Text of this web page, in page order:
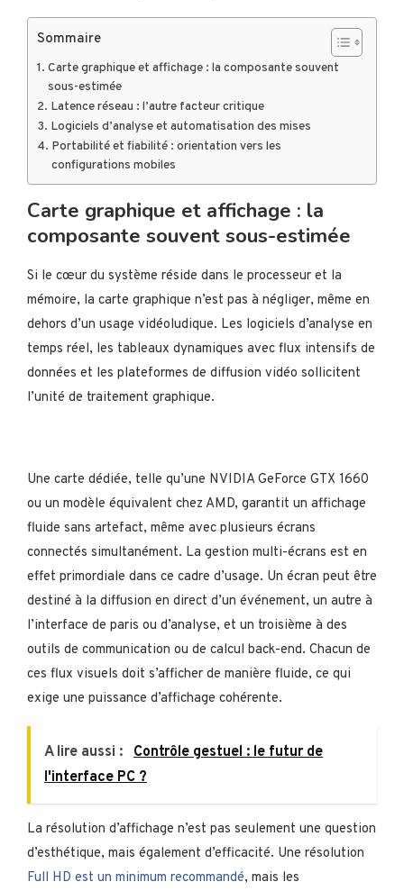
Sommaire
Carte graphique et affichage : la composante souvent
sous-estimée
Latence réseau : l’autre facteur critique
Logiciels d’analyse et automatisation des mises
Portabilité et fiabilité : orientation vers les
configurations mobiles
Carte graphique et affichage : la
composante souvent sous-estimée
Si le cœur du système réside dans le processeur et la
mémoire, la carte graphique n’est pas à négliger, même en
dehors d’un usage vidéoludique. Les logiciels d’analyse en
temps réel, les tableaux dynamiques avec flux intensifs de
données et les plateformes de diffusion vidéo sollicitent
l’unité de traitement graphique.
Une carte dédiée, telle qu’une NVIDIA GeForce GTX 1660
ou un modèle équivalent chez AMD, garantit un affichage
fluide sans artefact, même avec plusieurs écrans
connectés simultanément. La gestion multi-écrans est en
effet primordiale dans ce cadre d’usage. Un écran peut être
destiné à la diffusion en direct d’un événement, un autre à
l’interface de paris ou d’analyse, et un troisième à des
outils de communication ou de calcul back-end. Chacun de
ces flux visuels doit s’afficher de manière fluide, ce qui
exige une puissance d’affichage cohérente.
A lire aussi : Contrôle gestuel : le futur de
l'interface PC ?
La résolution d’affichage n’est pas seulement une question
d’esthétique, mais également d’efficacité. Une résolution
Full HD est un minimum recommandé, mais les